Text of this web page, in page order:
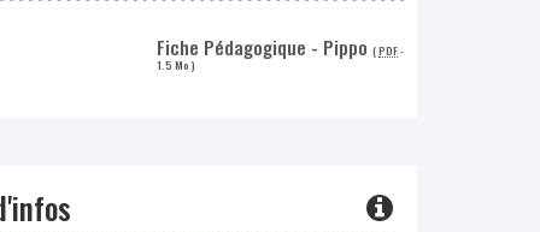
Fiche Pédagogique - Pippo (PDF-
1.5 Mo )